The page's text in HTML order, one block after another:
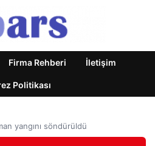
Firma Rehberi İletişim
Politikası
yangını söndürüldü